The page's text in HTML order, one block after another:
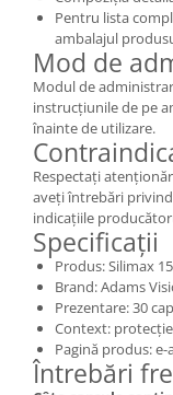
Pentru lista
ambalajul
Mod de
Modul de
instrucțiunile de pe
înainte de utilizare.
Respectați
aveți întrebări
indicațiile
Specificații
Produs: Silimax
Brand: Adams
Prezentare: 30
Context:
Pagină produs:
Întrebări